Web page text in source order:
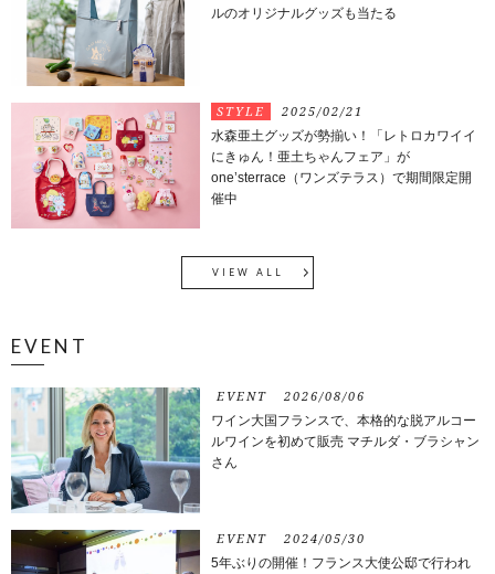
ルのオリジナルグッズも当たる
STYLE 2025/02/21
水森亜土グッズが勢揃い！「レトロカワイイ
にきゅん！亜土ちゃんフェア」が
one’sterrace（ワンズテラス）で期間限定開
催中
VIEW ALL
EVENT
EVENT 2026/08/06
ワイン大国フランスで、本格的な脱アルコー
ルワインを初めて販売 マチルダ・ブラシャン
さん
EVENT 2024/05/30
5年ぶりの開催！フランス大使公邸で行われ